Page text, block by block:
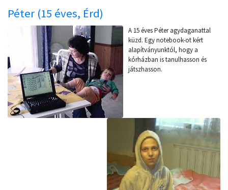
Péter (15 éves, Érd)
A 15 éves Péter agydaganattal
küzd. Egy notebook-ot kért
alapítványunktól, hogy a
kórházban is tanulhasson és
játszhasson.